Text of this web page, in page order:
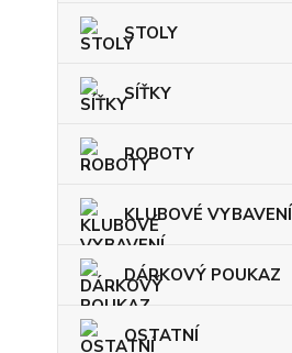
STOLY
SÍŤKY
ROBOTY
KLUBOVÉ VYBAVENÍ
DÁRKOVÝ POUKAZ
OSTATNÍ